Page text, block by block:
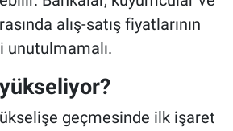
alış-satış fiyatlarının
unutulmamalı.
geçmesinde ilk işaret